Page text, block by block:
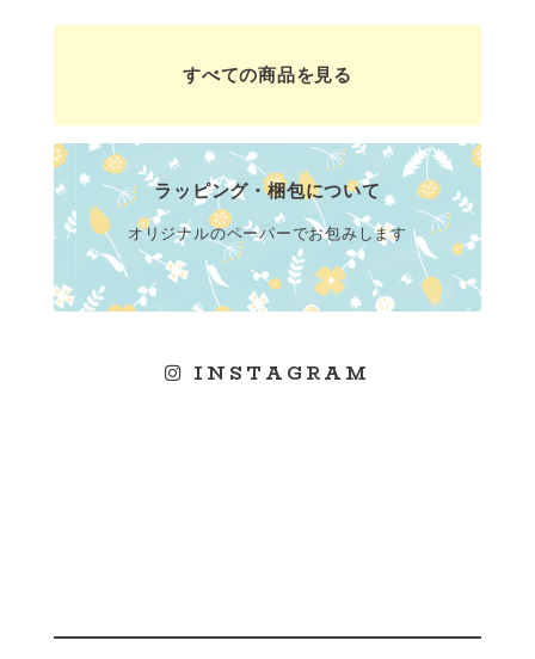
すべての商品を見る
ラッピング・梱包について
オリジナルのペーパーでお包みします
INSTAGRAM